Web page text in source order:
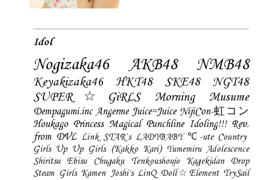
Idol
Nogizaka46 AKB48 NMB48
Keyakizaka46 HKT48 SKE48
NGT48
SUPER☆GiRLS
Morning Musume
Dempagumi.inc Angerme Juice=Juice NijiCon-虹コン
Houkago Princess Magical Punchline Idoling!!! Rev.
from DVL Link STAR`s LADYBABY ℃-ute Country
Girls Up Up Girls (Kakko Kari) Yumemiru Adolescence
Shiritsu Ebisu Chugaku
Tenkoushoujo Kagekidan
Drop
Steam Girls Kamen Joshi's LinQ Doll☆Element TrySail